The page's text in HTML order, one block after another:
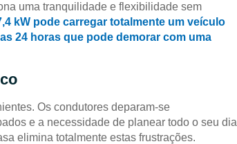
uma tranquilidade e flexibilidade sem
kW pode carregar totalmente um veículo
24 horas que pode demorar com uma
Os condutores deparam-se
e a necessidade de planear todo o seu dia
elimina totalmente estas frustrações.